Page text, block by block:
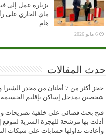
ماي الجاري على
هام
6 مايو 2026
أحدث المقالات
حجز أكثر من 7 أطنان من مخدر
شخصين بمدخل إساكن بإقليم الحسيمة
فتح بحث قضائي على خلفية تصريحات
أدلت بها مرشحة للهجرة السرية لموقع
وأعادت تداولها حسابات على شبكات